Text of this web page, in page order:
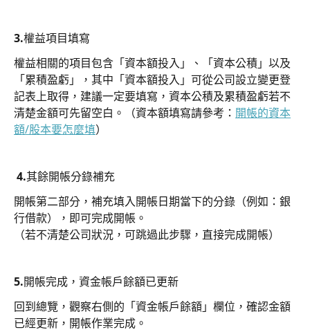
3.權益項目填寫
權益相關的項目包含「資本額投入」、「資本公積」以及
「累積盈虧」，其中「資本額投入」可從公司設立變更登
記表上取得，建議一定要填寫，資本公積及累積盈虧若不
清楚金額可先留空白。（資本額填寫請參考： 開帳的資本
額/股本要怎麼填）
4.其餘開帳分錄補充
開帳第二部分，補充填入開帳日期當下的分錄（例如：銀
行借款），即可完成開帳。
（若不清楚公司狀況，可跳過此步驟，直接完成開帳）
5.開帳完成，資金帳戶餘額已更新
回到總覽，觀察右側的「資金帳戶餘額」欄位，確認金額
已經更新，開帳作業完成。